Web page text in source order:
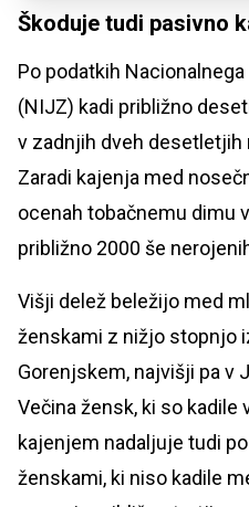
Škoduje tudi pasivno
Po podatkih
(NIJZ) kadi približno
v zadnjih dveh desetletjih
Zaradi kajenja med
ocenah tobačnemu dimu
približno 2000 še
Višji delež beležijo med
ženskami z nižjo stopnjo
Gorenjskem, najvišji pa v
Večina žensk, ki so kadile
kajenjem nadaljuje tudi
ženskami, ki niso kadile